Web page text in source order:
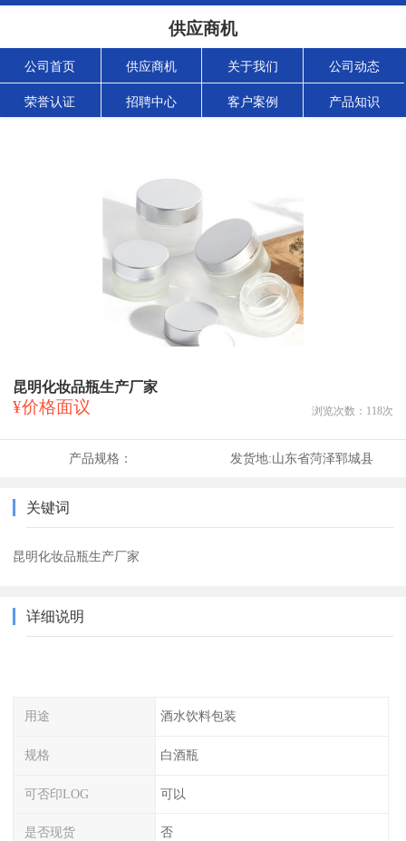
供应商机
公司首页 供应商机 关于我们 公司动态
荣誉认证 招聘中心 客户案例 产品知识
昆明化妆品瓶生产厂家
¥价格面议 浏览次数： 118次
产品规格： 发货地:山东省菏泽郓城县
关键词
昆明化妆品瓶生产厂家
详细说明
用途 酒水饮料包装
规格 白酒瓶
可否印LOG 可以
是否现货 否